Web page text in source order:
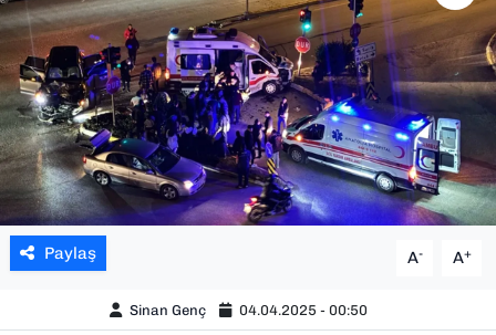
Paylaş A- A+
Sinan Genç 04.04.2025 - 00:50
SPOR
TEKNOLOJİ
YAŞAM
YEREL YÖNETİMLER